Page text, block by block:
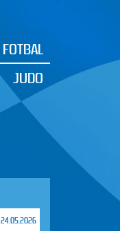
FOTBAL
JUDO
24.05.2026